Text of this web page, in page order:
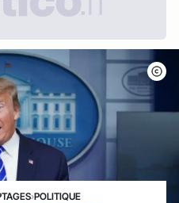
›POLITIQUE